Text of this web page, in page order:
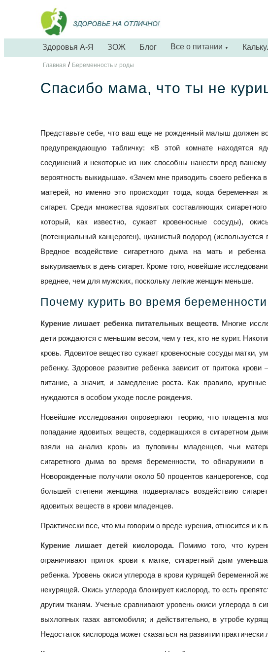
Здоровья А-Я ЗОЖ Блог Все о питании ▼
Главная / Беременность и роды
Спасибо мама, что ты не
Представьте себе, что ваш еще не рожденный малыш должен
предупреждающую табличку: «В этой комнате находятся
соединений и некоторые из них способны нанести вред
вероятность выкидыша». «Зачем мне приводить своего
матерей, но именно это происходит тогда, когда
сигарет. Среди множества ядовитых составляющих
который, как известно, сужает кровеносные сосуды),
(потенциальный канцероген), цианистый водород
Вредное воздействие сигаретного дыма на мать и
выкуриваемых в день сигарет. Кроме того, новейшие
вреднее, чем для мужских, поскольку легкие женщин меньше.
Почему курить во время
Курение лишает ребенка питательных веществ. Многие
дети рождаются с меньшим весом, чем у тех, кто не курит.
кровь. Ядовитое вещество сужает кровеносные сосуды матки,
ребенку. Здоровое развитие ребенка зависит от притока
питание, а значит, и замедление роста. Как правило,
нуждаются в особом уходе после рождения.
Новейшие исследования опровергают теорию, что плацента
попадание ядовитых веществ, содержащихся в сигаретном
взяли на анализ кровь из пуповины младенцев, чьи
сигаретного дыма во время беременности, то обнаружили в
Новорожденные получили около 50 процентов канцерогенов,
большей степени женщина подвергалась воздействию
ядовитых веществ в крови младенцев.
Практически все, что мы говорим о вреде курения, относится и к
Курение лишает детей кислорода. Помимо того, что
ограничивают приток крови к матке, сигаретный дым
ребенка. Уровень окиси углерода в крови курящей
некурящей. Окись углерода блокирует кислород, то есть
другим тканям. Ученые сравнивают уровень окиси углерода в
выхлопных газах автомобиля; и действительно, в утробе
Недостаток кислорода может сказаться на развитии практически